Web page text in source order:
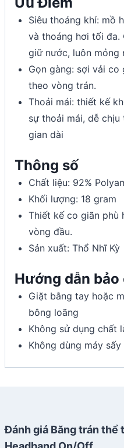
Siêu thoáng khí: mồ
và thoáng hơi tối đa.
giữ nước, luôn mỏng
Gọn gàng: sợi vải co
theo vòng trán.
Thoải mái: thiết kế
sự thoải mái, dễ
gian dài
Thông số
Chất liệu: 92%
Khối lượng: 18 gram
Thiết kế co giãn phù
vòng đầu.
Sản xuất: Thổ Nhĩ Kỳ
Hướng dẫn bảo
Giặt bằng tay hoặc
bông loãng
Không sử dụng chất
Không dùng máy sấy
Đánh giá Băng trán thể